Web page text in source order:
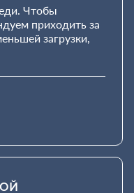
Чтобы
приходить за
загрузки,